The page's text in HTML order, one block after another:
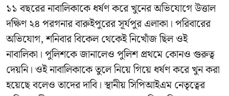
১১ বছরের নাবালিকাকে ধর্ষণ করে খুনের অভিযোগে উত্তাল
দক্ষিণ ২৪ পরগনার বারুইপুরের সূর্যপুর এলাকা। পরিবারের
অভিযোগ, শনিবার বিকেল থেকেই নিখোঁজ ছিল ওই
নাবালিকা। পুলিশকে জানালেও পুলিশ প্রথমে কোনও গুরুত্ব
দেয়নি। ওই নাবালিকাকে তুলে নিয়ে গিয়ে ধর্ষণ করে খুন করা
হয়েছে বলেও তাদের দাবি। স্থানীয় সিপিআইএম নেতৃত্বের